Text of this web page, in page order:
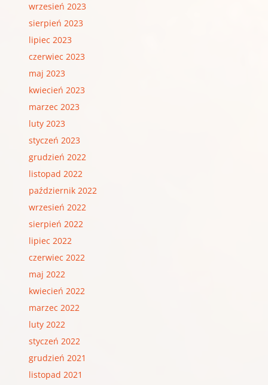
wrzesień 2023
sierpień 2023
lipiec 2023
czerwiec 2023
maj 2023
kwiecień 2023
marzec 2023
luty 2023
styczeń 2023
grudzień 2022
listopad 2022
październik 2022
wrzesień 2022
sierpień 2022
lipiec 2022
czerwiec 2022
maj 2022
kwiecień 2022
marzec 2022
luty 2022
styczeń 2022
grudzień 2021
listopad 2021